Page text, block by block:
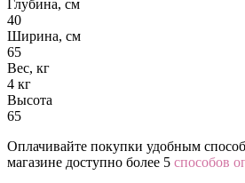
Глубина, см
40
Ширина, см
65
Вес, кг
4 кг
Высота
65
Оплачивайте покупки удобным
магазине доступно более 5 способов